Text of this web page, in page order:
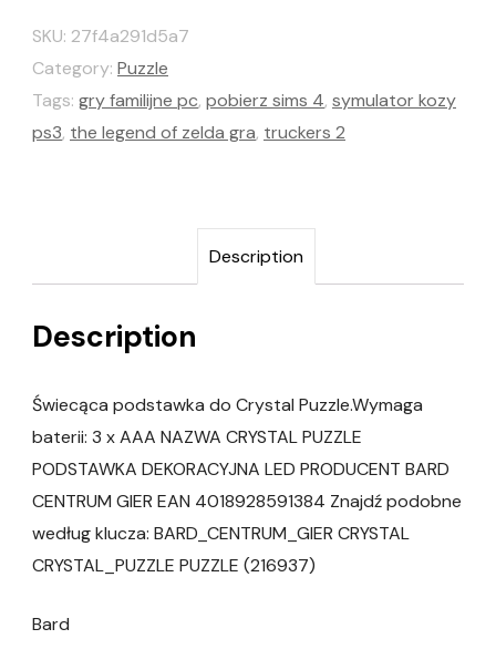
SKU: 27f4a291d5a7
Category: Puzzle
Tags: gry familijne pc, pobierz sims 4, symulator kozy
ps3, the legend of zelda gra, truckers 2
Description
Description
Świecąca podstawka do Crystal Puzzle.Wymaga
baterii: 3 x AAA NAZWA CRYSTAL PUZZLE
PODSTAWKA DEKORACYJNA LED PRODUCENT BARD
CENTRUM GIER EAN 4018928591384 Znajdź podobne
według klucza: BARD_CENTRUM_GIER CRYSTAL
CRYSTAL_PUZZLE PUZZLE (216937)
Bard